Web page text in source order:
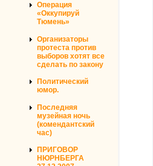
Операция
«Оккупируй
Тюмень»
Организаторы
протеста против
выборов хотят все
сделать по закону
Политический
юмор.
Последняя
музейная ночь
(комендантский
час)
ПРИГОВОР
НЮРНБЕРГА